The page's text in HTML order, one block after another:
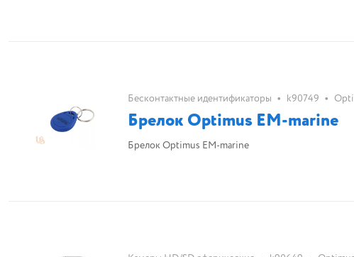
Бесконтактные идентификаторы • k90749 •
Брелок Optimus EM-marine
Брелок Optimus EM-marine